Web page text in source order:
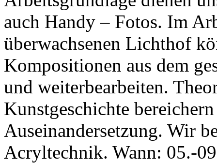
auch Handy – Fotos. Im
überwachsenen Lichthof
Kompositionen aus dem
und weiterbearbeiten.
Kunstgeschichte
Auseinandersetzung. Wir
Acryltechnik. Wann: 05.-